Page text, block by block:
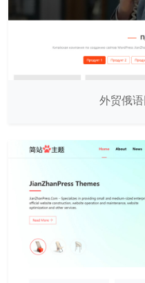
外贸俄